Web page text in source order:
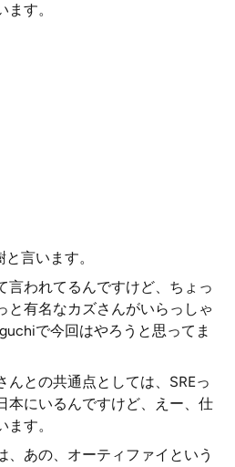
す。
言います。
言われてるんですけど、ちょっ
と有名なカズさんがいらっしゃ
で今回はやろうと思ってま
んとの共通点としては、SREっ
本にいるんですけど、えー、仕
す。
、あの、オーティファイという